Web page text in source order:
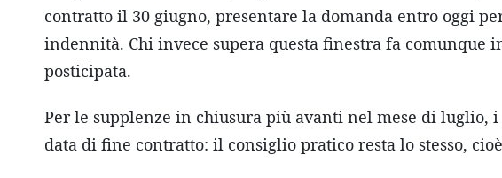
contratto il 30 giugno, presentare la domanda entro oggi
indennità. Chi invece supera questa finestra fa comunque
posticipata.
Per le supplenze in chiusura più avanti nel mese di luglio,
data di fine contratto: il consiglio pratico resta lo stesso,